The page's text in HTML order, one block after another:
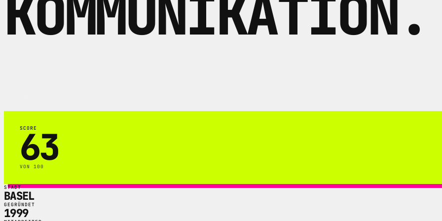
KOMMUNIKATION.
SCORE
63
VON 100
STADT
BASEL
GEGRÜNDET
1999